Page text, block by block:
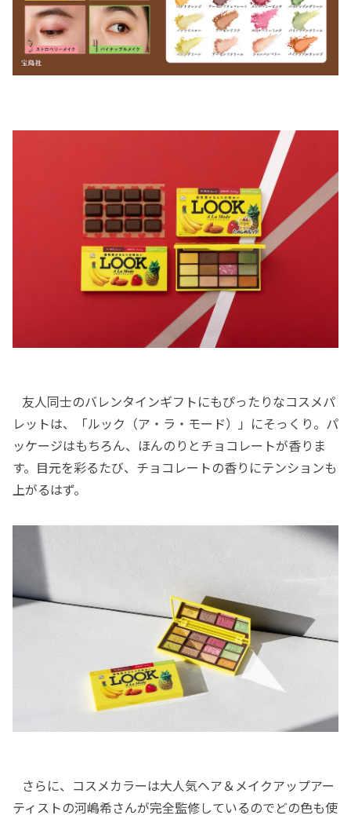
友人同士のバレンタインギフトにもぴったりなコスメパ
レットは、「ルック（ア・ラ・モード）」にそっくり。パ
ッケージはもちろん、ほんのりとチョコレートが香りま
す。目元を彩るたび、チョコレートの香りにテンションも
上がるはず。
さらに、コスメカラーは大人気ヘア＆メイクアップアー
ティストの河嶋希さんが完全監修しているのでどの色も使